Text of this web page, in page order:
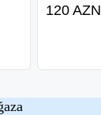
120 AZN